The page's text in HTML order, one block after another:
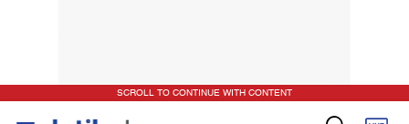
SCROLL TO CONTINUE WITH CONTENT